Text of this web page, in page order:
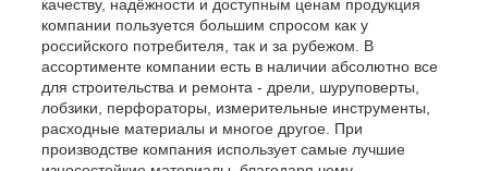
качеству, надёжности и доступным ценам продукция
компании пользуется большим спросом как у
российского потребителя, так и за рубежом. В
ассортименте компании есть в наличии абсолютно все
для строительства и ремонта - дрели, шуруповерты,
лобзики, перфораторы, измерительные инструменты,
расходные материалы и многое другое. При
производстве компания использует самые лучшие